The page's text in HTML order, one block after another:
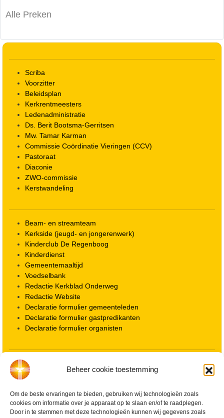
Beheer cookie toestemming
Om de beste ervaringen te bieden, gebruiken wij technologieën zoals
cookies om informatie over je apparaat op te slaan en/of te raadplegen.
Door in te stemmen met deze technologieën kunnen wij gegevens zoals
Alle Preken
Scriba
Voorzitter
Beleidsplan
Kerkrentmeesters
Ledenadministratie
Ds. Berit Bootsma-Gerritsen
Mw. Tamar Karman
Commissie Coördinatie Vieringen (CCV)
Pastoraat
Diaconie
ZWO-commissie
Kerstwandeling
Beam- en streamteam
Kerkside (jeugd- en jongerenwerk)
Kinderclub De Regenboog
Kinderdienst
Gemeentemaaltijd
Voedselbank
Redactie Kerkblad Onderweg
Redactie Website
Declaratie formulier gemeenteleden
Declaratie formulier gastpredikanten
Declaratie formulier organisten
Locatie kerk
ANBI informatie PGWD
Vrienden van de Grote Kerk
Info Kerkelijke gebouwen / koster
Redactiestatuut voor kerkblad en website